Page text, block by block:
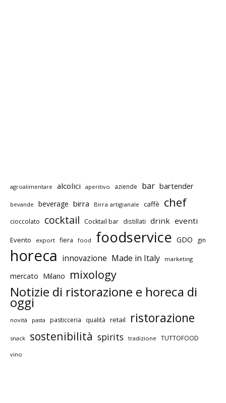
agroalimentare alcolici aperitivo aziende bar bartender
bevande beverage birra Birra artigianale caffè chef
cioccolato cocktail Cocktail bar distillati drink eventi
Evento export fiera food foodservice GDO gin
horeca innovazione Made in Italy marketing
mercato Milano mixology
Notizie di ristorazione e horeca di
oggi
novità pasta pasticceria qualità retail ristorazione
snack sostenibilità spirits tradizione TUTTOFOOD
vino